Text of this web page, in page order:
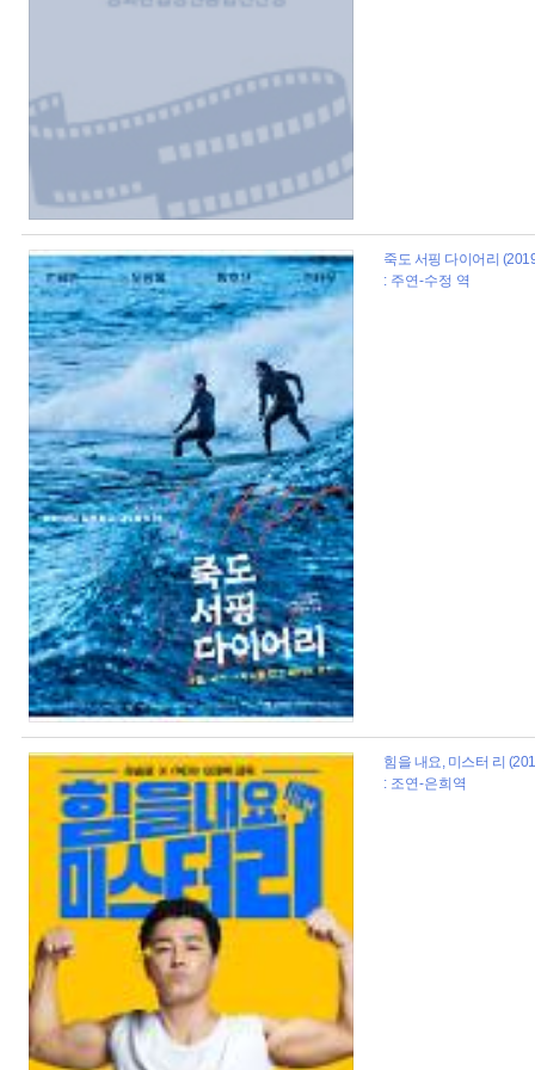
죽도 서핑 다이어리
: 주연-수정 역
힘을 내요, 미스터 리
: 조연-은희역